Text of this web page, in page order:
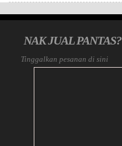
NAK JUAL PANTAS?
Tinggalkan pesanan di sini